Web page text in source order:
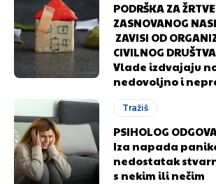
PODRŠKA ZA
ZASNOVANOG
ZAVISI OD
CIVILNOG
Vlade izdvajaju
nedovoljno i
Tražiš
PSIHOLOG
Iza napada
nedostatak
s nekim ili nečim